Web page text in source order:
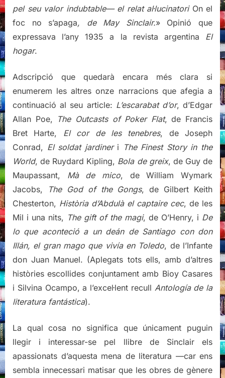
pel seu valor indubtable— el relat al·lucinatori On el
foc no s’apaga, de May Sinclair.» Opinió que
expressava l’any 1935 a la revista argentina El
hogar.
Adscripció que quedarà encara més clara si
enumerem les altres onze narracions que afegia a
continuació al seu article: L’escarabat d’or, d’Edgar
Allan Poe, The Outcasts of Poker Flat, de Francis
Bret Harte, El cor de les tenebres, de Joseph
Conrad, El soldat jardineri The Finest Story in the
World, de Ruydard Kipling, Bola de greix, de Guy de
Maupassant, Mà de mico, de William Wymark
Jacobs,
The God of the Gongs, de Gilbert Keith
Chesterton, Història d’Abdulà el captaire cec, de les
Mil i una nits, The gift of the magi, de O’Henry, i De
lo que aconteció a un deán de Santiago con don
Illán, el gran mago que vivía en Toledo, de l’Infante
don Juan Manuel. (Aplegats tots ells, amb d’altres
històries escollides conjuntament amb Bioy Casares
i Silvina Ocampo, a l’excel·lent recull Antología de la
literatura fantástica).
La qual cosa no significa que únicament puguin
llegir i interessar-se pel llibre de Sinclair els
apassionats d’aquesta mena de literatura —car ens
sembla innecessari matisar que les obres de gènere